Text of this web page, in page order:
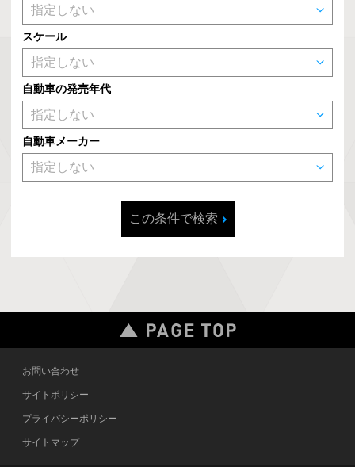
スケール
自動車の発売年代
自動車メーカー
この条件で検索
お問い合わせ
サイトポリシー
プライバシーポリシー
サイトマップ